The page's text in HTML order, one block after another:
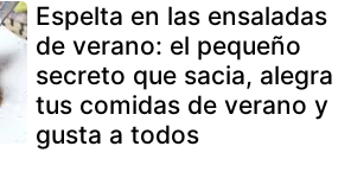
Espelta en las ensaladas
de verano: el pequeño
secreto que sacia, alegra
tus comidas de verano y
gusta a todos